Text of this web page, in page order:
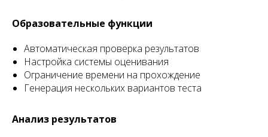
Образовательные функции
Автоматическая проверка результатов
Настройка системы оценивания
Ограничение времени на прохождение
Генерация нескольких вариантов теста
Анализ результатов